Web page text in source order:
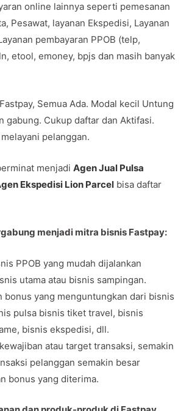
online lainnya seperti pemesanan
Pesawat, layanan Ekspedisi, Layanan
pembayaran PPOB (telp,
etool, emoney, bpjs dan masih banyak
Semua Ada. Modal kecil Untung
gabung. Cukup daftar dan Aktifasi.
pelanggan.
menjadi Agen Jual Pulsa
Ekspedisi Lion Parcel bisa daftar
menjadi mitra bisnis Fastpay:
PPOB yang mudah dijalankan
utama atau bisnis sampingan.
bonus yang menguntungkan dari bisnis
pulsa bisnis tiket travel, bisnis
bisnis ekspedisi, dll.
atau target transaksi, semakin
pelanggan semakin besar
bonus yang diterima.